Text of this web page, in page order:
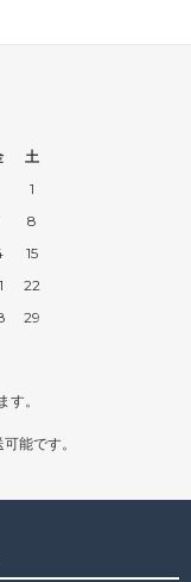
土
1
8
15
22
29
。
能です。